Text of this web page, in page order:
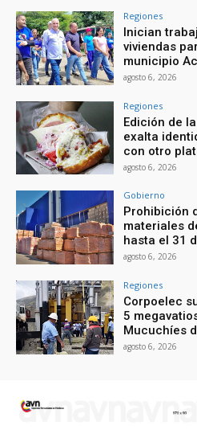
Regiones
Inician
viviendas
municipio
agosto 6, 2026
Regiones
Edición de
exalta
con otro
agosto 6, 2026
Gobierno
Prohibición
materiales
hasta el 31
agosto 6, 2026
Regiones
Corpoelec
5
Mucuchíes
agosto 6, 2026